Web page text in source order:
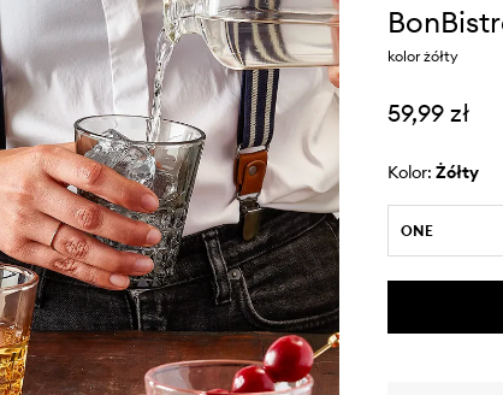
kolor żółty
59,99 zł
Kolor: żółty
ONE